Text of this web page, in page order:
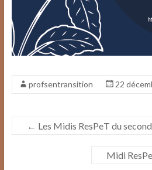
profsentransition 22
← Les Midis ResPeT du
Midi